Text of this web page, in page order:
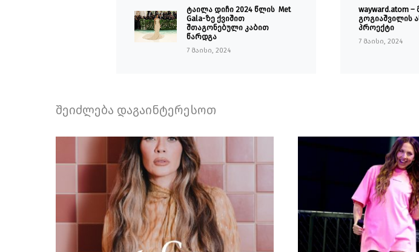
ტაილა დიჩი 2024 წლის Met
Gala-ზე ქვიშით
შთაგონებული კაბით
წარდგა
7 მაისი, 2024
wayward.atom –
გოგიაშვილის
პროექტი
7 მაისი, 2024
შეიძლება დაგაინტერესოთ